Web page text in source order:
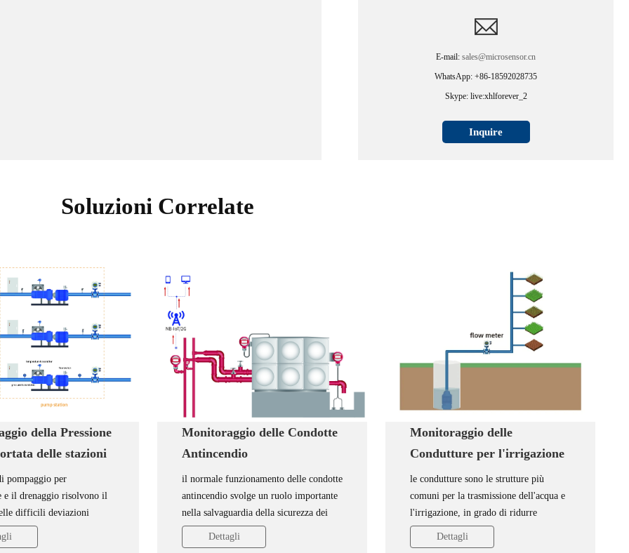
E-mail: sales@microsensor.cn
WhatsApp: +86-18592028735
Skype: live:xhlforever_2
Inquire
Soluzioni Correlate
della Pressione
delle stazioni
per
e il Drenaggio
pompaggio per
e il drenaggio risolvono il
difficili deviazioni
aree di irrigazione e
trasferimento dell'acqua
Monitoraggio delle Condotte
Antincendio
il normale funzionamento delle condotte
antincendio svolge un ruolo importante
nella salvaguardia della sicurezza dei
beni personali dei cittadini. Gli
strumenti di monitoraggio sono
Dettagli
Monitoraggio delle
Condutture per l'irrigazione
le condutture sono le strutture più
comuni per la trasmissione dell'acqua e
l'irrigazione, in grado di ridurre
efficacemente l'evaporazione e le
perdite di risorse idriche lungo il loro
Dettagli